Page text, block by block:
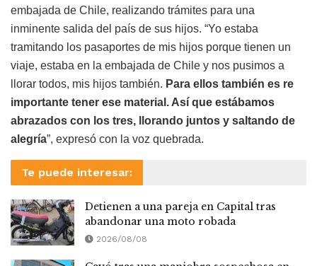
embajada de Chile, realizando trámites para una
inminente salida del país de sus hijos. “Yo estaba
tramitando los pasaportes de mis hijos porque tienen un
viaje, estaba en la embajada de Chile y nos pusimos a
llorar todos, mis hijos también. Para ellos también es re
importante tener ese material. Así que estábamos
abrazados con los tres, llorando juntos y saltando de
alegría”, expresó con la voz quebrada.
Te puede interesar:
Detienen a una pareja en Capital tras
abandonar una moto robada
2026/08/08